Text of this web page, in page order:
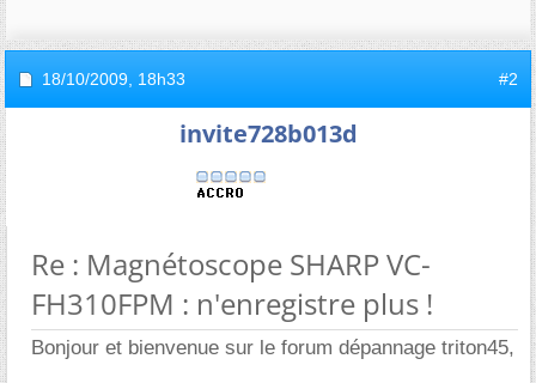
18/10/2009, 18h33 #2
invite728b013d
Re : Magnétoscope SHARP VC-
FH310FPM : n'enregistre plus !
Bonjour et bienvenue sur le forum dépannage triton45,